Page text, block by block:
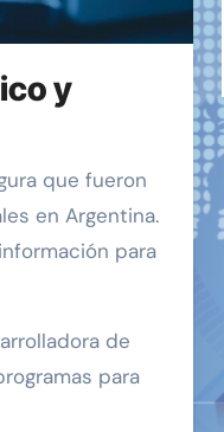
y
que fueron
en Argentina.
para
de
para